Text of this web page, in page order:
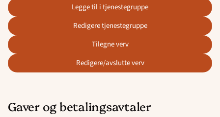
legge til i tjenestegruppe
redigere tjenestegruppe
tilegne verv
redigere/avslutte verv
Gaver og betalingsavtaler